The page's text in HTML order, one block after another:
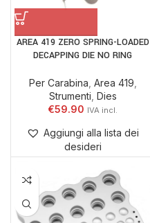
AREA 419 ZERO SPRING-LOADED
DECAPPING DIE NO RING
Per Carabina Area 419
Strumenti Dies
€59.90
Aggiungi alla lista dei
desideri